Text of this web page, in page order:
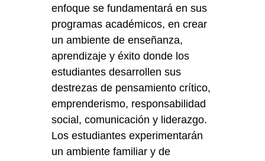
enfoque se fundamentará en sus
programas académicos, en crear
un ambiente de enseñanza,
aprendizaje y éxito donde los
estudiantes desarrollen sus
destrezas de pensamiento crítico,
emprenderismo, responsabilidad
social, comunicación y liderazgo.
Los estudiantes experimentarán
un ambiente familiar y de